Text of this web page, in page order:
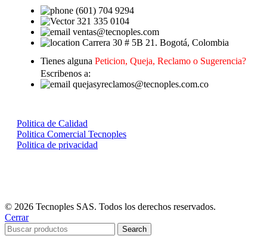
(601) 704 9294
321 335 0104
ventas@tecnoples.com
Carrera 30 # 5B 21. Bogotá, Colombia
Tienes alguna Peticion, Queja, Reclamo o Sugerencia?
Escribenos a:
quejasyreclamos@tecnoples.com.co
Politica de Calidad
Politica Comercial Tecnoples
Politica de privacidad
© 2026 Tecnoples SAS. Todos los derechos reservados.
Cerrar
Search